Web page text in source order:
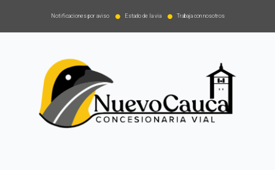
Notificaciones por aviso Estado de la via Trabaja con nosotros